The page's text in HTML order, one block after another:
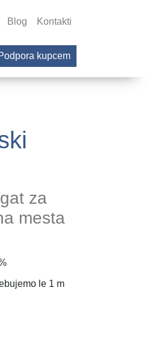
Blog Kontakti
kupcem
za
mesta
le 1 m